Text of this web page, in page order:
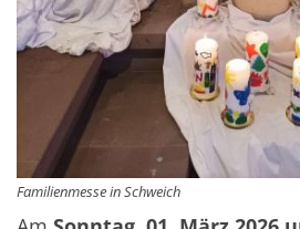
Familienmesse in Schweich